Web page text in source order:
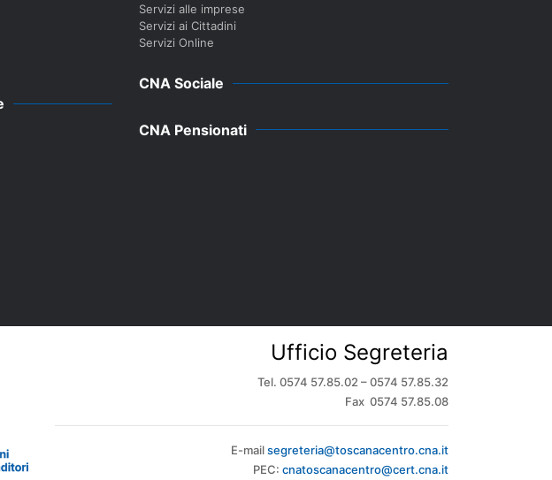
Servizi alle imprese
Servizi ai Cittadini
Servizi Online
CNA Sociale
CNA Pensionati
Ufficio Segreteria
Tel. 0574 57.85.02 – 0574 57.85.32
Fax 0574 57.85.08
E-mailsegreteria@toscanacentro.cna.it
PEC: cnatoscanacentro@cert.cna.it